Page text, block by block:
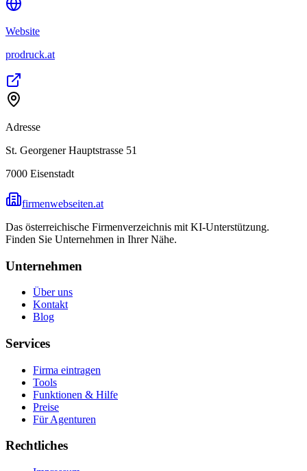
Website
prodruck.at
Adresse
St. Georgener Hauptstrasse 51
7000 Eisenstadt
firmenwebseiten.at
Das österreichische Firmenverzeichnis mit KI-Unterstützung.
Finden Sie Unternehmen in Ihrer Nähe.
Unternehmen
Über uns
Kontakt
Blog
Services
Firma eintragen
Tools
Funktionen & Hilfe
Preise
Für Agenturen
Rechtliches